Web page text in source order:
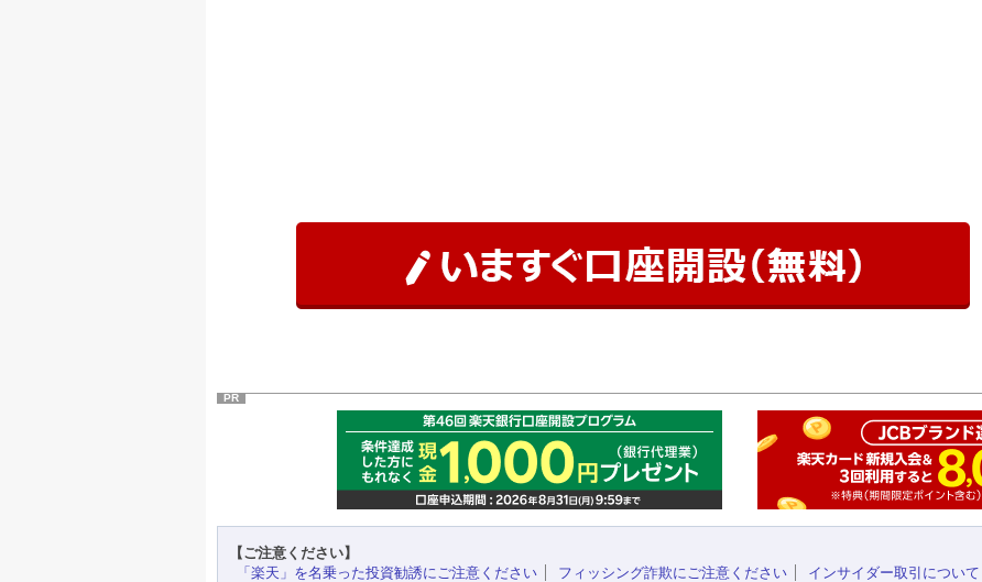
PR
【ご注意ください】
「楽天」を名乗った投資勧誘にご注意ください
フィッシング詐欺にご注意ください インサイダー取引について